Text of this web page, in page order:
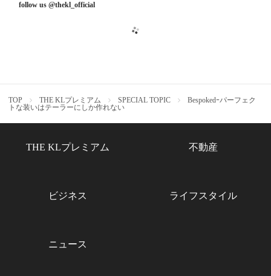
follow us @thekl_official
TOP THE KLプレミアム SPECIAL TOPIC
Bespokedｰパーフェク
トな装いはテーラーにしか作れない
THE KLプレミアム 不動産
ビジネス ライフスタイル
ニュース